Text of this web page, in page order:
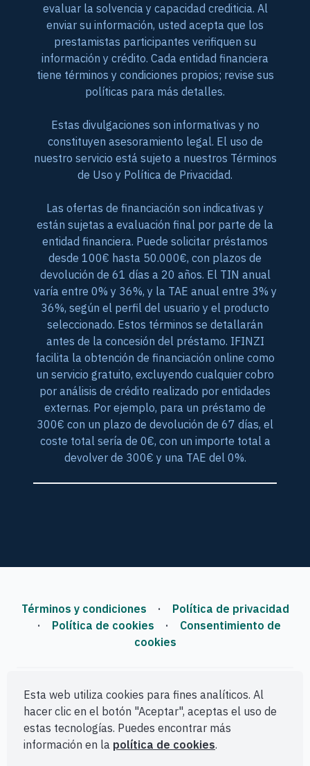
evaluar la solvencia y capacidad crediticia. Al
enviar su información, usted acepta que los
prestamistas participantes verifiquen su
información y crédito. Cada entidad financiera
tiene términos y condiciones propios; revise sus
políticas para más detalles.
Estas divulgaciones son informativas y no
constituyen asesoramiento legal. El uso de
nuestro servicio está sujeto a nuestros Términos
de Uso y Política de Privacidad.
Las ofertas de financiación son indicativas y
están sujetas a evaluación final por parte de la
entidad financiera. Puede solicitar préstamos
desde 100€ hasta 50.000€, con plazos de
devolución de 61 días a 20 años. El TIN anual
varía entre 0% y 36%, y la TAE anual entre 3% y
36%, según el perfil del usuario y el producto
seleccionado. Estos términos se detallarán
antes de la concesión del préstamo. IFINZI
facilita la obtención de financiación online como
un servicio gratuito, excluyendo cualquier cobro
por análisis de crédito realizado por entidades
externas. Por ejemplo, para un préstamo de
300€ con un plazo de devolución de 67 días, el
coste total sería de 0€, con un importe total a
devolver de 300€ y una TAE del 0%.
Esta web utiliza cookies para fines analíticos. Al
hacer clic en el botón "Aceptar", aceptas el uso de
estas tecnologías. Puedes encontrar más
información en la política de cookies.
Términos y condiciones ·
Política de privacidad
·
Política de cookies ·
Consentimiento de
cookies
IFINZI| © Todos los derechos reservados | 2026
Desarrollo web por Sinfonía Digital